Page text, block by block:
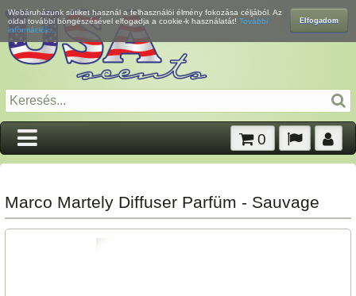
Elfogadom
Webáruházunk sütiket használ a felhasználói élmény fokozása céljából. Az
oldal további böngészésével elfogadja a cookie-k használatát! További
információk...
0
Marco Martely Diffuser Parfüm - Sauvage